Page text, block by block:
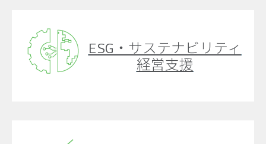
ESG・サステナビリティ
経営支援